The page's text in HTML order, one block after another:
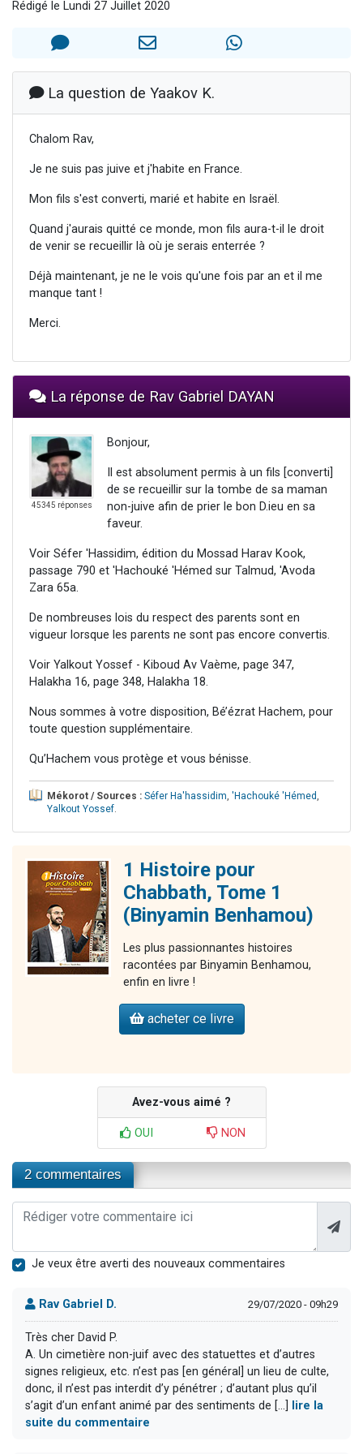
Il reste 49 places pour étudier en groupe sur Zoom
Eva vient de donner son Maasser
Rédigé le Lundi 27 Juillet 2020
La question de Yaakov K.
Chalom Rav,
Je ne suis pas juive et j'habite en France.
Mon fils s'est converti, marié et habite en Israël.
Quand j'aurais quitté ce monde, mon fils aura-t-il le droit
de venir se recueillir là où je serais enterrée ?
Déjà maintenant, je ne le vois qu'une fois par an et il me
manque tant !
Merci.
La réponse de Rav Gabriel DAYAN
45345 réponses
Bonjour,
Il est absolument permis à un fils [converti]
de se recueillir sur la tombe de sa maman
non-juive afin de prier le bon D.ieu en sa
faveur.
Voir Séfer 'Hassidim, édition du Mossad Harav Kook,
passage 790 et 'Hachouké 'Hémed sur Talmud, 'Avoda
Zara 65a.
De nombreuses lois du respect des parents sont en
vigueur lorsque les parents ne sont pas encore convertis.
Voir Yalkout Yossef - Kiboud Av Vaème, page 347,
Halakha 16, page 348, Halakha 18.
Nous sommes à votre disposition, Bé’ézrat Hachem, pour
toute question supplémentaire.
Qu’Hachem vous protège et vous bénisse.
Mékorot / Sources : Séfer Ha'hassidim, 'Hachouké 'Hémed,
Yalkout Yossef.
1 Histoire pour
Chabbath, Tome 1
(Binyamin Benhamou)
Les plus passionnantes histoires
racontées par Binyamin Benhamou,
enfin en livre !
acheter ce livre
Avez-vous aimé ?
OUI NON
2 commentaires
Je veux être averti des nouveaux commentaires
Rav Gabriel D. 29/07/2020 - 09h29
Très cher David P.
A. Un cimetière non-juif avec des statuettes et d’autres
signes religieux, etc. n’est pas [en général] un lieu de culte,
donc, il n’est pas interdit d’y pénétrer ; d’autant plus qu’il
s’agit d’un enfant animé par des sentiments de [...]
lire la
suite du commentaire